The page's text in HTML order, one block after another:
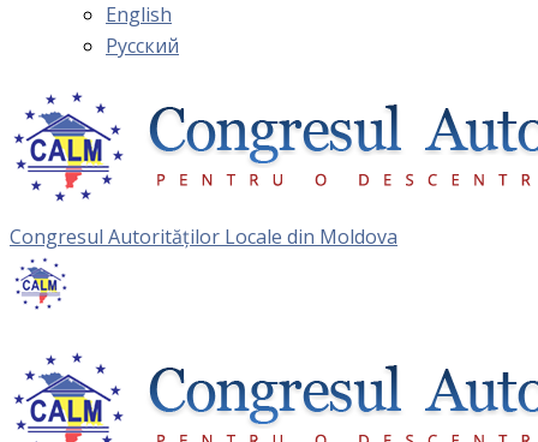
English
Русский
Congresul Autorităţilor Locale din Moldova